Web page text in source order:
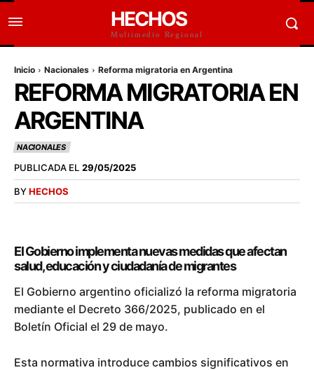
HECHOS
Multimedio Regional
Inicio Nacionales Reforma migratoria en Argentina
REFORMA MIGRATORIA EN
ARGENTINA
NACIONALES
PUBLICADA EL 29/05/2025
BYHECHOS
El Gobierno implementa nuevas medidas que afectan
salud, educación y ciudadanía de migrantes
El Gobierno argentino oficializó la reforma migratoria
mediante el Decreto 366/2025, publicado en el
Boletín Oficial el 29 de mayo.
Esta normativa introduce cambios significativos en